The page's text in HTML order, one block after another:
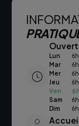
Lun
Mar
Mer
Jeu
Ven
Sam
Dim